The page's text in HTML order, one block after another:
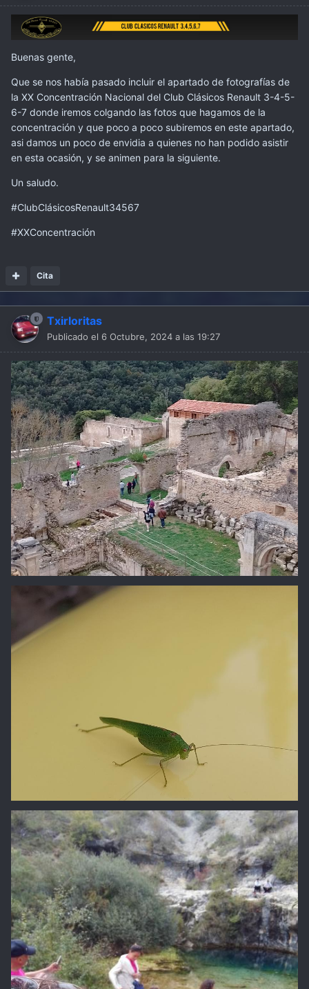
Buenas gente,
Que se nos había pasado incluir el apartado de fotografías de
la XX Concentración Nacional del Club Clásicos Renault 3-4-5-
6-7 donde iremos colgando las fotos que hagamos de la
concentración y que poco a poco subiremos en este apartado,
asi damos un poco de envidia a quienes no han podido asistir
en esta ocasión, y se animen para la siguiente.
Un saludo.
#ClubClásicosRenault34567
#XXConcentración
Cita
Txirloritas
Publicado el 6 Octubre, 2024 a las 19:27